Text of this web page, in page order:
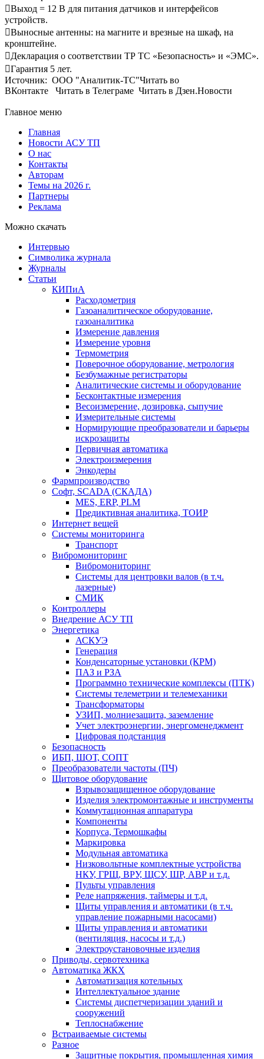
Выход = 12 В для питания датчиков и интерфейсов
устройств.
Выносные антенны: на магните и врезные на шкаф, на
кронштейне.
Декларация о соответствии ТР ТС «Безопасность» и «ЭМС».
Гарантия 5 лет.
Источник: ООО "Аналитик-ТС"Читать во
ВКонтакте Читать в Телеграме Читать в Дзен.Новости
Главное меню
Главная
Новости АСУ ТП
О нас
Контакты
Авторам
Темы на 2026 г.
Партнеры
Реклама
Можно скачать
Интервью
Символика журнала
Журналы
Статьи
КИПиА
Расходометрия
Газоаналитическое оборудование,
газоаналитика
Измерение давления
Измерение уровня
Термометрия
Поверочное оборудование, метрология
Безбумажные регистраторы
Аналитические системы и оборудование
Бесконтактные измерения
Весоизмерение, дозировка, сыпучие
Измерительные системы
Нормирующие преобразователи и барьеры
искрозащиты
Первичная автоматика
Электроизмерения
Энкодеры
Фармпроизводство
Софт, SCADA (СКАДА)
MES, ERP, PLM
Предиктивная аналитика, ТОИР
Интернет вещей
Системы мониторинга
Транспорт
Вибромониторинг
Вибромониторинг
Системы для центровки валов (в т.ч.
лазерные)
СМИК
Контроллеры
Внедрение АСУ ТП
Энергетика
АСКУЭ
Генерация
Конденсаторные установки (КРМ)
ПАЗ и РЗА
Программно технические комплексы (ПТК)
Системы телеметрии и телемеханики
Трансформаторы
УЗИП, молниезащита, заземление
Учет электроэнергии, энергоменеджмент
Цифровая подстанция
Безопасность
ИБП, ШОТ, СОПТ
Преобразователи частоты (ПЧ)
Щитовое оборудование
Взрывозащищенное оборудование
Изделия электромонтажные и инструменты
Коммутационная аппаратура
Компоненты
Корпуса, Термошкафы
Маркировка
Модульная автоматика
Низковольтные комплектные устройства
НКУ, ГРЩ, ВРУ, ЩСУ, ШР, АВР и т.д.
Пульты управления
Реле напряжения, таймеры и т.д.
Щиты управления и автоматики (в т.ч.
управление пожарными насосами)
Щиты управления и автоматики
(вентиляция, насосы и т.д.)
Электроустановочные изделия
Приводы, сервотехника
Автоматика ЖКХ
Автоматизация котельных
Интеллектуальное здание
Системы диспетчеризации зданий и
сооружений
Теплоснабжение
Встраиваемые системы
Разное
Защитные покрытия, промышленная химия